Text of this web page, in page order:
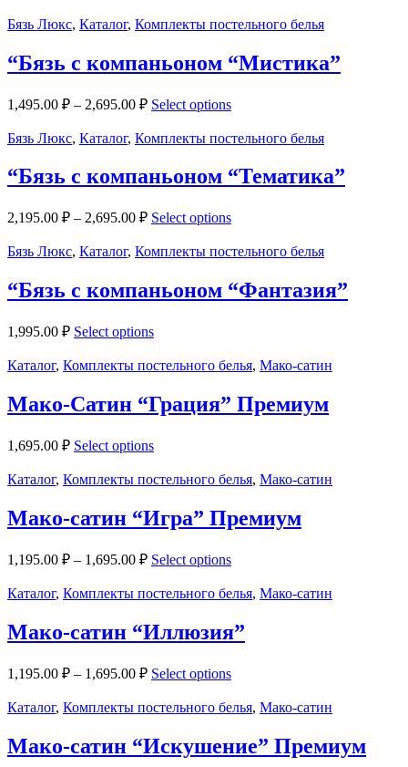
Бязь Люкс, Каталог, Комплекты постельного белья
“Бязь с компаньоном “Мистика”
1,495.00 ₽ – 2,695.00 ₽ Select options
Бязь Люкс, Каталог, Комплекты постельного белья
“Бязь с компаньоном “Тематика”
2,195.00 ₽ – 2,695.00 ₽ Select options
Бязь Люкс, Каталог, Комплекты постельного белья
“Бязь с компаньоном “Фантазия”
1,995.00 ₽ Select options
Каталог, Комплекты постельного белья, Мако-сатин
Мако-Сатин “Грация” Премиум
1,695.00 ₽ Select options
Каталог, Комплекты постельного белья, Мако-сатин
Мако-сатин “Игра” Премиум
1,195.00 ₽ – 1,695.00 ₽ Select options
Каталог, Комплекты постельного белья, Мако-сатин
Мако-сатин “Иллюзия”
1,195.00 ₽ – 1,695.00 ₽ Select options
Каталог, Комплекты постельного белья, Мако-сатин
Мако-сатин “Искушение” Премиум